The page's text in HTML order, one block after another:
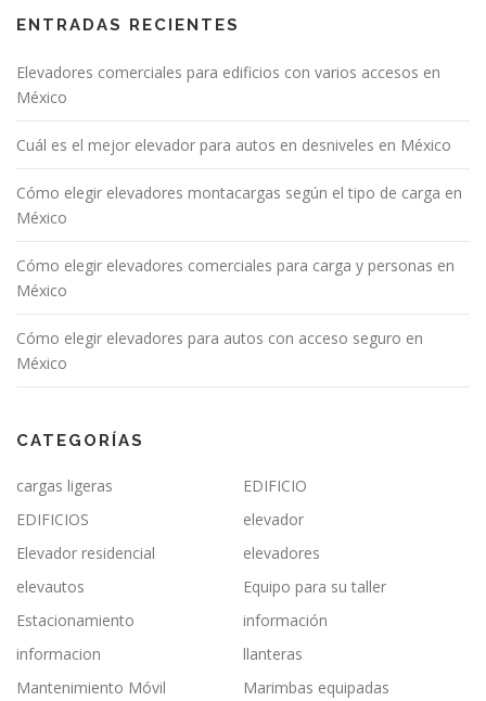
ENTRADAS RECIENTES
Elevadores comerciales para edificios con varios accesos en
México
Cuál es el mejor elevador para autos en desniveles en México
Cómo elegir elevadores montacargas según el tipo de carga en
México
Cómo elegir elevadores comerciales para carga y personas en
México
Cómo elegir elevadores para autos con acceso seguro en
México
CATEGORÍAS
cargas ligeras
EDIFICIO
EDIFICIOS
elevador
Elevador residencial
elevadores
elevautos
Equipo para su taller
Estacionamiento
información
informacion
llanteras
Mantenimiento Móvil
Marimbas equipadas